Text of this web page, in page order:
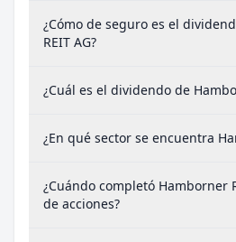
¿Cómo de seguro es el
REIT AG?
¿Cuál es el dividendo de
¿En qué sector se encuentra
¿Cuándo completó Hamborner
de acciones?